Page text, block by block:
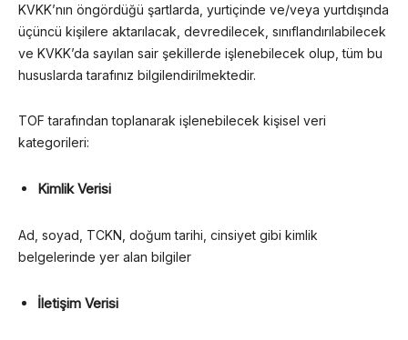
KVKK’nın öngördüğü şartlarda, yurtiçinde ve/veya yurtdışında
üçüncü kişilere aktarılacak, devredilecek, sınıflandırılabilecek
ve KVKK’da sayılan sair şekillerde işlenebilecek olup, tüm bu
hususlarda tarafınız bilgilendirilmektedir.
TOF tarafından toplanarak işlenebilecek kişisel veri
kategorileri:
Kimlik Verisi
Ad, soyad, TCKN, doğum tarihi, cinsiyet gibi kimlik
belgelerinde yer alan bilgiler
İletişim Verisi